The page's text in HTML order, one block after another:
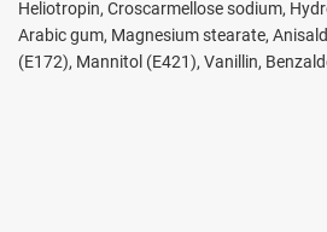
Heliotropin, Croscarmellose sodium,
Arabic gum, Magnesium stearate,
(E172), Mannitol (E421), Vanillin,